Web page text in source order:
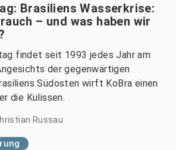
Brasiliens Wasserkrise:
– und was haben wir
findet seit 1993 jedes Jahr am
der gegenwärtigen
Südosten wirft KoBra einen
die Kulissen.
Russau